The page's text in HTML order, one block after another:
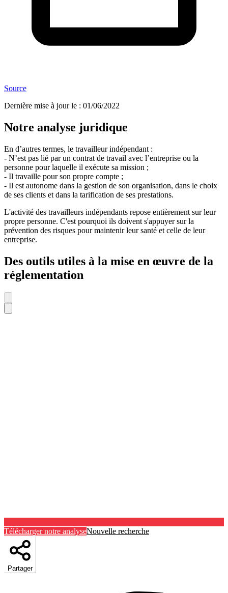
Source
Dernière mise à jour le : 01/06/2022
Notre analyse juridique
En d’autres termes, le travailleur indépendant :
- N’est pas lié par un contrat de travail avec l’entreprise ou la
personne pour laquelle il exécute sa mission ;
- Il travaille pour son propre compte ;
- Il est autonome dans la gestion de son organisation, dans le choix
de ses clients et dans la tarification de ses prestations.
L'activité des travailleurs indépendants repose entièrement sur leur
propre personne. C'est pourquoi ils doivent s'appuyer sur la
prévention des risques pour maintenir leur santé et celle de leur
entreprise.
Des outils utiles à la mise en œuvre de la
réglementation
Télécharger notre analyseNouvelle recherche
Partager